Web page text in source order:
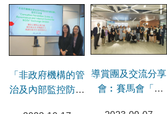
「非政府機構的管
治及內部監控防貪
導賞團及交流分享
會︰賽馬會「a